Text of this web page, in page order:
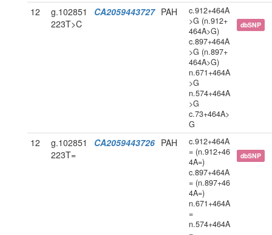
12
g.102851
223T>C
CA2059443727 PAH
c.912+464A
>G (n.912+
464A>G)
c.897+464A
>G (n.897+
464A>G)
n.671+464A
>G
n.574+464A
>G
c.73+464A>
G
dbSNP
12
g.102851
223T=
CA2059443726 PAH
c.912+464A
= (n.912+46
4A=)
c.897+464A
= (n.897+46
4A=)
n.671+464A
=
n.574+464A
dbSNP